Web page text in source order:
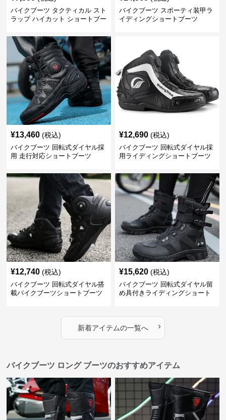
バイクブーツ タクティカル スト
ラップ ハイカット ショートブー
バイクブーツ スポーティ装甲ラ
イディングショートブーツ
¥13,460 (税込)
バイクブーツ 回転式ダイヤル採
用 走行対応ショートブーツ
¥12,690 (税込)
バイクブーツ 回転式ダイヤル採
用ライディングショートブーツ
¥12,740 (税込)
バイクブーツ 回転式ダイヤル搭
載バイクブーツショートブーツ
¥15,620 (税込)
バイクブーツ 回転式ダイヤル留
め具付きライディングショート
新着アイテムの一覧へ ›
バイクブーツ ロング ブーツのおすすめアイテム